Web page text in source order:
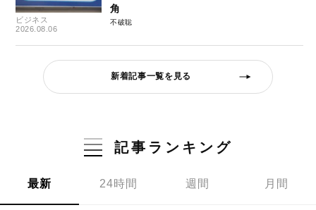
ビジネス
2026.08.06
角
不破聡
新着記事一覧を見る
記事ランキング
最新 24時間 週間 月間